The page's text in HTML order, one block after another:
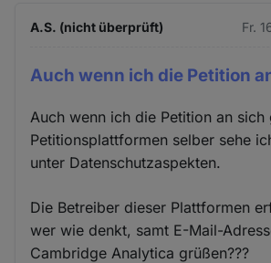
A.S. (nicht überprüft) Fr.
Auch wenn ich die Petition
Auch wenn ich die Petition an
Petitionsplattformen selber sehe
unter Datenschutzaspekten.
Die Betreiber dieser Plattformen
wer wie denkt, samt E-Mail-
Cambridge Analytica grüßen???